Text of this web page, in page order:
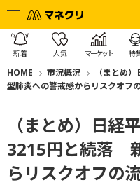
新着 人気 マーケット 特
HOME 市況概況
（まとめ
型肺炎への警戒感からリスクオフ
（まとめ）日経
3215円と続落
らリスクオフの